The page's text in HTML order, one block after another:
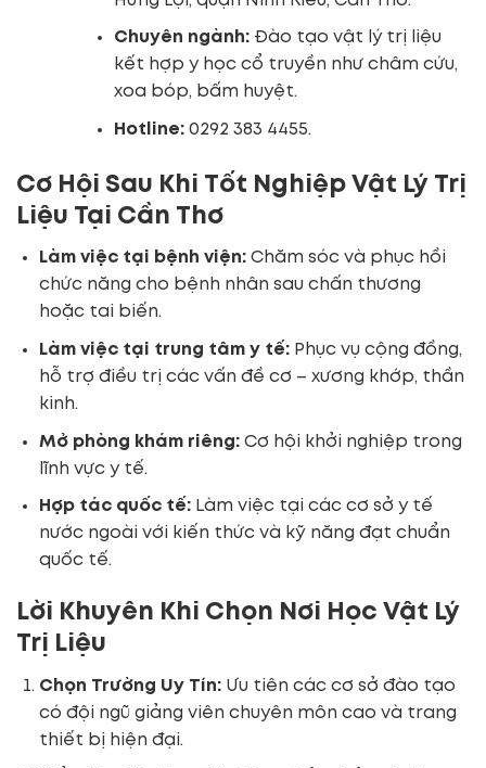
Chuyên ngành:Đào tạo vật lý trị liệu
kết hợp y học cổ truyền như châm cứu,
xoa bóp, bấm huyệt.
Hotline:0292 383 4455.
Cơ Hội Sau Khi Tốt Nghiệp Vật Lý Trị
Liệu Tại Cần Thơ
Làm việc tại bệnh viện:Chăm sóc và phục hồi
chức năng cho bệnh nhân sau chấn thương
hoặc tai biến.
Làm việc tại trung tâm y tế:Phục vụ cộng đồng,
hỗ trợ điều trị các vấn đề cơ – xương khớp, thần
kinh.
Mở phòng khám riêng:Cơ hội khởi nghiệp trong
lĩnh vực y tế.
Hợp tác quốc tế:Làm việc tại các cơ sở y tế
nước ngoài với kiến thức và kỹ năng đạt chuẩn
quốc tế.
Lời Khuyên Khi Chọn Nơi Học Vật Lý
Trị Liệu
Chọn Trường Uy Tín:Ưu tiên các cơ sở đào tạo
có đội ngũ giảng viên chuyên môn cao và trang
thiết bị hiện đại.